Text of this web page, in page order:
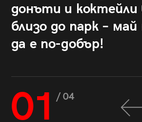
донъти и коктейли
близо до парк – май
да е по-добър!
01 / 04